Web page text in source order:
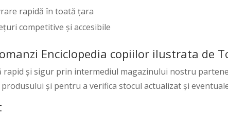
rapidă în toată țara
competitive și accesibile
Enciclopedia copiilor ilustrata de
rapid și sigur prin intermediul magazinului nostru
produsului și pentru a verifica stocul actualizat și